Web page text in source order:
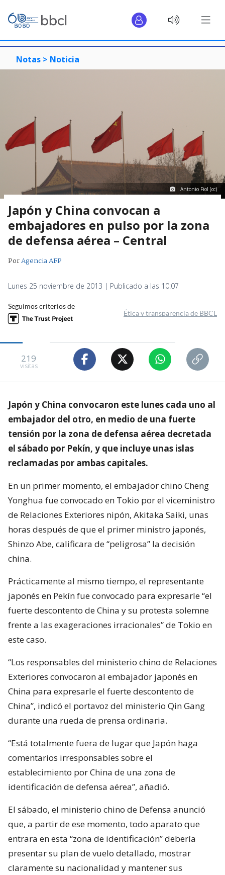
Notas > Noticia
Antonio Fiol (cc)
Japón y China convocan a
embajadores en pulso por la zona
de defensa aérea – Central
PorAgencia AFP
Lunes 25 noviembre de 2013 | Publicado a las 10:07
Seguimos criterios de
Ética y transparencia de BBCL
219
visitas
Japón y China convocaron este lunes cada uno al
embajador del otro, en medio de una fuerte
tensión por la zona de defensa aérea decretada
el sábado por Pekín, y que incluye unas islas
reclamadas por ambas capitales.
En un primer momento, el embajador chino Cheng
Yonghua fue convocado en Tokio por el viceministro
de Relaciones Exteriores nipón, Akitaka Saiki, unas
horas después de que el primer ministro japonés,
Shinzo Abe, calificara de “peligrosa” la decisión
china.
Prácticamente al mismo tiempo, el representante
japonés en Pekín fue convocado para expresarle “el
fuerte descontento de China y su protesta solemne
frente a las exageraciones irracionales” de Tokio en
este caso.
“Los responsables del ministerio chino de Relaciones
Exteriores convocaron al embajador japonés en
China para expresarle el fuerte descontento de
China”, indicó el portavoz del ministerio Qin Gang
durante una rueda de prensa ordinaria.
“Está totalmente fuera de lugar que Japón haga
comentarios irresponsables sobre el
establecimiento por China de una zona de
identificación de defensa aérea”, añadió.
El sábado, el ministerio chino de Defensa anunció
que, a partir de ese momento, todo aparato que
entrara en esta “zona de identificación” debería
presentar su plan de vuelo detallado, mostrar
claramente su nacionalidad y mantener sus